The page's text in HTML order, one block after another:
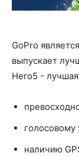
GoPro
выпускает
Hero5 -
наличию